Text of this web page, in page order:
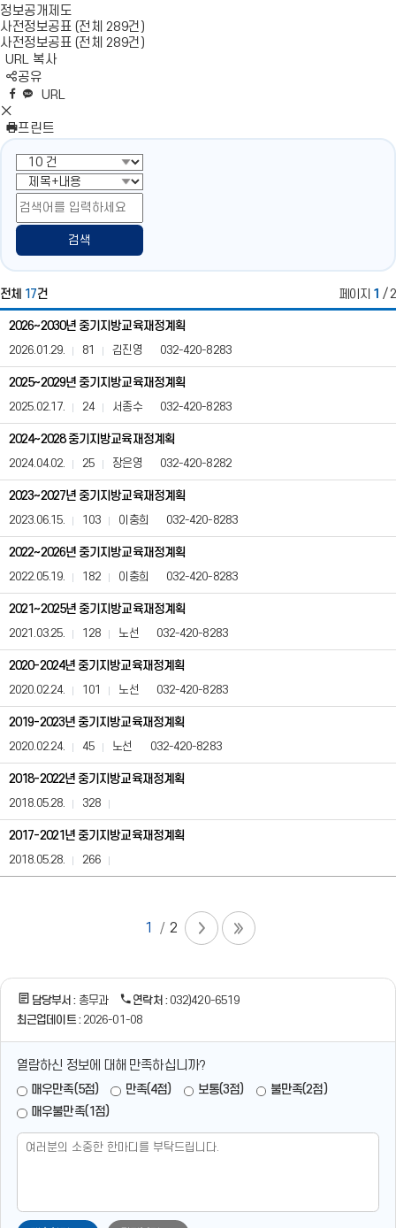
정보공개제도
사전정보공표 (전체 289건)
사전정보공표 (전체 289건)
URL 복사
공유
N
영
역
펼
치
기
네
이
버
밴
엑
스
공
유
페
스
북
공
유
카
오
톡
공
유
URL
S
N
S
영
역
닫
기
프린트
검색
전체 17건 페이지 1 / 2
중
기
지
방
교
재
계
획
(사
전
보
공
표)
게
판
번
호,
제
목,
록
조
회
수,
첨
부,
담
당
자,
연
공
2026~2030년 중기지방교육재정계획
2026.01.29. 81 김진영 032-420-8283
2025~2029년 중기지방교육재정계획
2025.02.17. 24 서종수 032-420-8283
2024~2028 중기지방교육재정계획
2024.04.02. 25 장은영 032-420-8282
2023~2027년 중기지방교육재정계획
2023.06.15. 103 이충희 032-420-8283
2022~2026년 중기지방교육재정계획
2022.05.19. 182 이충희 032-420-8283
2021~2025년 중기지방교육재정계획
2021.03.25. 128 노선 032-420-8283
2020-2024년 중기지방교육재정계획
2020.02.24. 101 노선 032-420-8283
2019-2023년 중기지방교육재정계획
2020.02.24. 45 노선 032-420-8283
2018-2022년 중기지방교육재정계획
2018.05.28. 328
2017-2021년 중기지방교육재정계획
2018.05.28. 266
1 2
담당부서 : 총무과 연락처 : 032)420-6519
최근업데이트 : 2026-01-08
열람하신 정보에 대해 만족하십니까?
매우만족(5점) 만족(4점) 보통(3점)
불만족(2점)
매우불만족(1점)